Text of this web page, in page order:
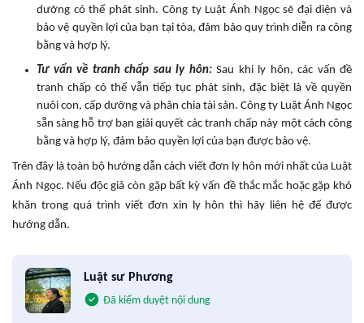
dưỡng có thể phát sinh. Công ty Luật Ánh Ngọc sẽ đại diện và
bảo vệ quyền lợi của bạn tại tòa, đảm bảo quy trình diễn ra công
bằng và hợp lý.
Tư vấn về tranh chấp sau ly hôn:Sau khi ly hôn, các vấn đề
tranh chấp có thể vẫn tiếp tục phát sinh, đặc biệt là về quyền
nuôi con, cấp dưỡng và phân chia tài sản. Công ty Luật Ánh Ngọc
sẵn sàng hỗ trợ bạn giải quyết các tranh chấp này một cách công
bằng và hợp lý, đảm bảo quyền lợi của bạn được bảo vệ.
Trên đây là toàn bộ hướng dẫn cách viết đơn ly hôn mới nhất của Luật
Ánh Ngọc. Nếu độc giả còn gặp bất kỳ vấn đề thắc mắc hoặc gặp khó
khăn trong quá trình viết đơn xin ly hôn thì hãy liên hệ để được
hướng dẫn.
Luật sư Phương
Đã kiểm duyệt nội dung